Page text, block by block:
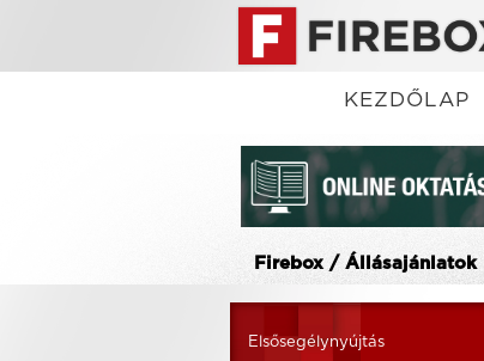
KEZDŐLAP
Firebox / Állásajánlatok
Elsősegélynyújtás